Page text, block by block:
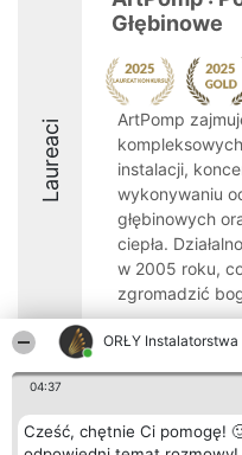
ORŁY Instalatorstwa
04:37
Cześć, chętnie Ci pomogę!
Laureaci
Głębinowe
ArtPomp
instalacji,
wykonywaniu
głębinowych
ciepła.
w 2005 roku,
zgromadzić
9
Organizator plebiscytu
Bright Side Solutions sp. z o.